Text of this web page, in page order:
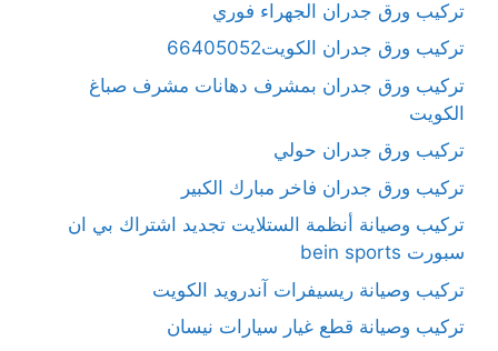
تركيب ورق جدران الجهراء فوري
تركيب ورق جدران الكويت66405052
تركيب ورق جدران بمشرف دهانات مشرف صباغ
الكويت
تركيب ورق جدران حولي
تركيب ورق جدران فاخر مبارك الكبير
تركيب وصيانة أنظمة الستلايت تجديد اشتراك بي ان
سبورت bein sports
تركيب وصيانة ريسيفرات آندرويد الكويت
تركيب وصيانة قطع غيار سيارات نيسان